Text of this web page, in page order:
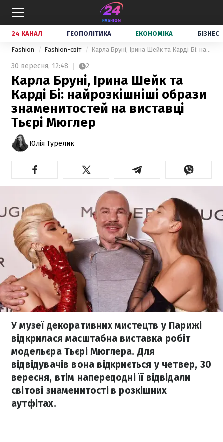
24 КАНАЛ ГЕОПОЛІТИКА ЕКОНОМІКА БІЗНЕС
Fashion Fashion-світ Карла Бруні, Ірина Шейк та Карді Бі: найрозкішніші образи знаменитостей на виставці Тьєрі Мюглер
30 вересня, 12:48 2
Карла Бруні, Ірина Шейк та
Карді Бі: найрозкішніші образи
знаменитостей на виставці
Тьєрі Мюглер
Юлія Турелик
У музеї декоративних мистецтв у Парижі
відкрилася масштабна виставка робіт
модельєра Тьєрі Мюглера. Для
відвідувачів вона відкриється у четвер, 30
вересня, втім напередодні її відвідали
світові знаменитості в розкішних
аутфітах.